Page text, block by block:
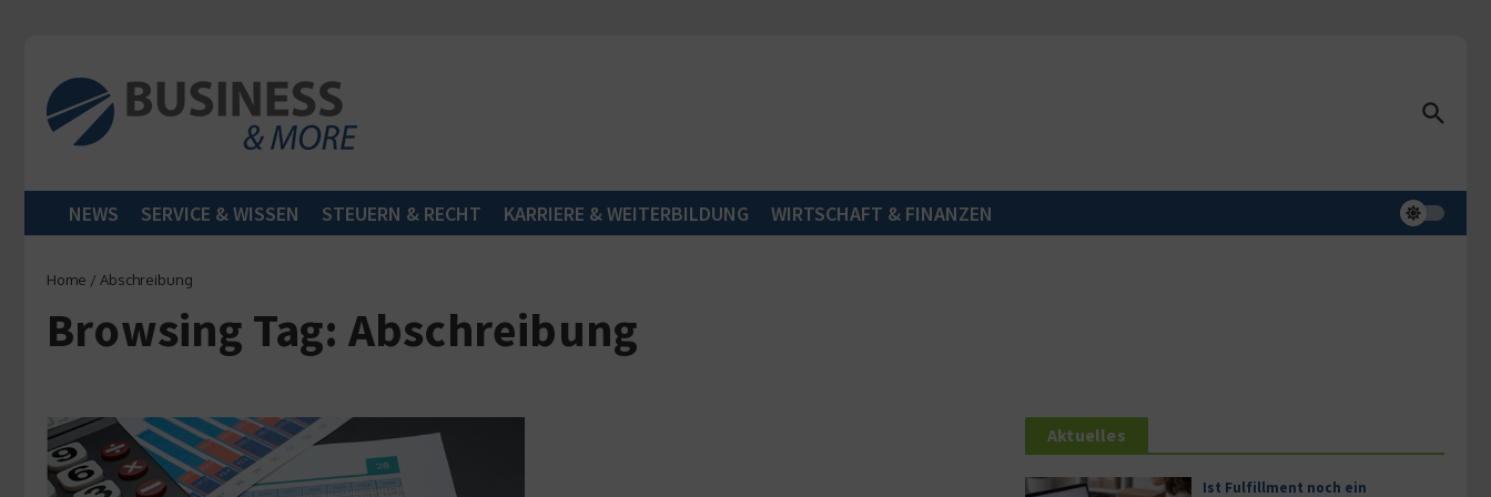
NEWS SERVICE & WISSEN STEUERN & RECHT KARRIERE & WEITERBILDUNG WIRTSCHAFT & FINANZEN
Home / Abschreibung
Browsing Tag: Abschreibung
Aktuelles
Ist Fulfillment noch ein